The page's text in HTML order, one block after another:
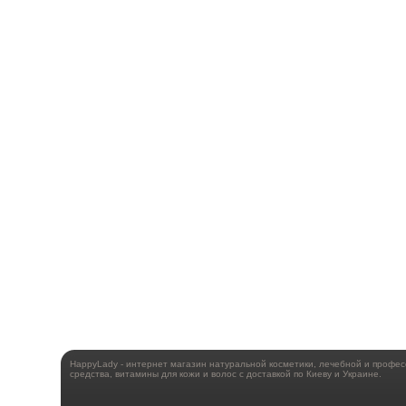
HappyLady - интернет магазин натуральной косметики, лечебной и
средства, витамины для кожи и волос с доставкой по Киеву и Украине.